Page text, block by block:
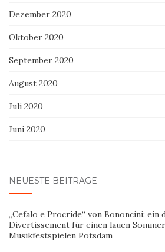
Dezember 2020
Oktober 2020
September 2020
August 2020
Juli 2020
Juni 2020
NEUESTE BEITRÄGE
„Cefalo e Procride“ von Bononcini: ein
Divertissement für einen lauen
Musikfestspielen Potsdam